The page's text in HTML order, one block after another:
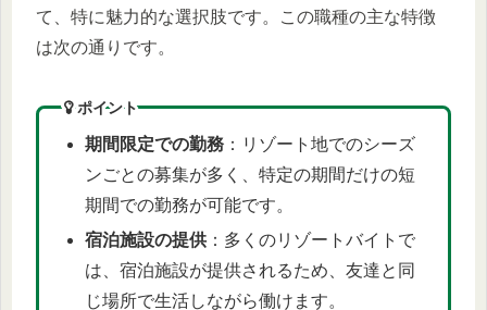
て、特に魅力的な選択肢です。この職種の主な特徴
は次の通りです。
ポイント
期間限定での勤務：リゾート地でのシーズ
ンごとの募集が多く、特定の期間だけの短
期間での勤務が可能です。
宿泊施設の提供：多くのリゾートバイトで
は、宿泊施設が提供されるため、友達と同
じ場所で生活しながら働けます。